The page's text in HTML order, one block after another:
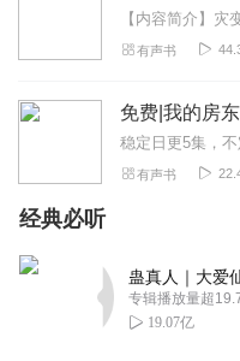
希米璐儿
哈哈哈很搞笑的一本
搞笑的加修仙的，然
有声书
免费|我的房
有声书
经典必听
专辑播放量超
19.07亿